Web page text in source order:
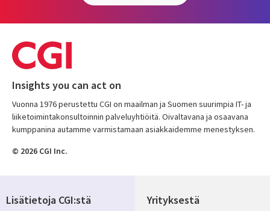
Insights you can act on
Vuonna 1976 perustettu CGI on maailman ja Suomen suurimpia IT- ja
liiketoimintakonsultoinnin palveluyhtiöitä. Oivaltavana ja osaavana
kumppanina autamme varmistamaan asiakkaidemme menestyksen.
© 2026 CGI Inc.
Yrityksestä
Lisätietoja CGI:stä